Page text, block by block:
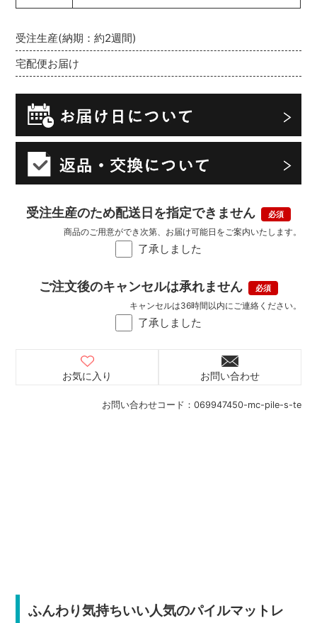
お問い合わせコード： 069947450-mc-pile-s-te
受注生産(納期：約2週間)
宅配便お届け
受注生産のため配送日を指定できません
了承しました
商品のご用意ができ次第、お届け可能日をご案内いたします。
ご注文後のキャンセルは承れません
了承しました
キャンセルは36時間以内にご連絡ください。
お気に入り お問い合わせ
ふんわり気持ちいい人気のパイルマットレ